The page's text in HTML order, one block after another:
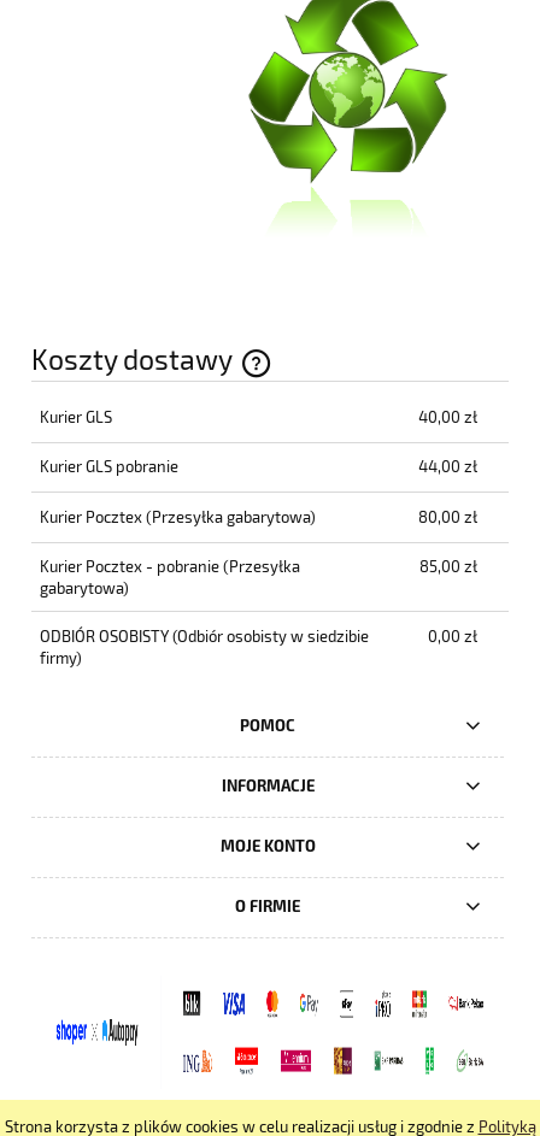
Strona korzysta z plików cookies w celu realizacji usług i zgodnie z Polityką
Koszty dostawy
Cena nie zawiera ewentualnych kosztów płatności
Kurier GLS 40,00 zł
Kurier GLS pobranie 44,00 zł
Kurier Pocztex(Przesyłka gabarytowa) 80,00 zł
Kurier Pocztex - pobranie(Przesyłka
gabarytowa)
85,00 zł
ODBIÓR OSOBISTY(Odbiór osobisty w siedzibie
firmy)
0,00 zł
POMOC
INFORMACJE
MOJE KONTO
O FIRMIE